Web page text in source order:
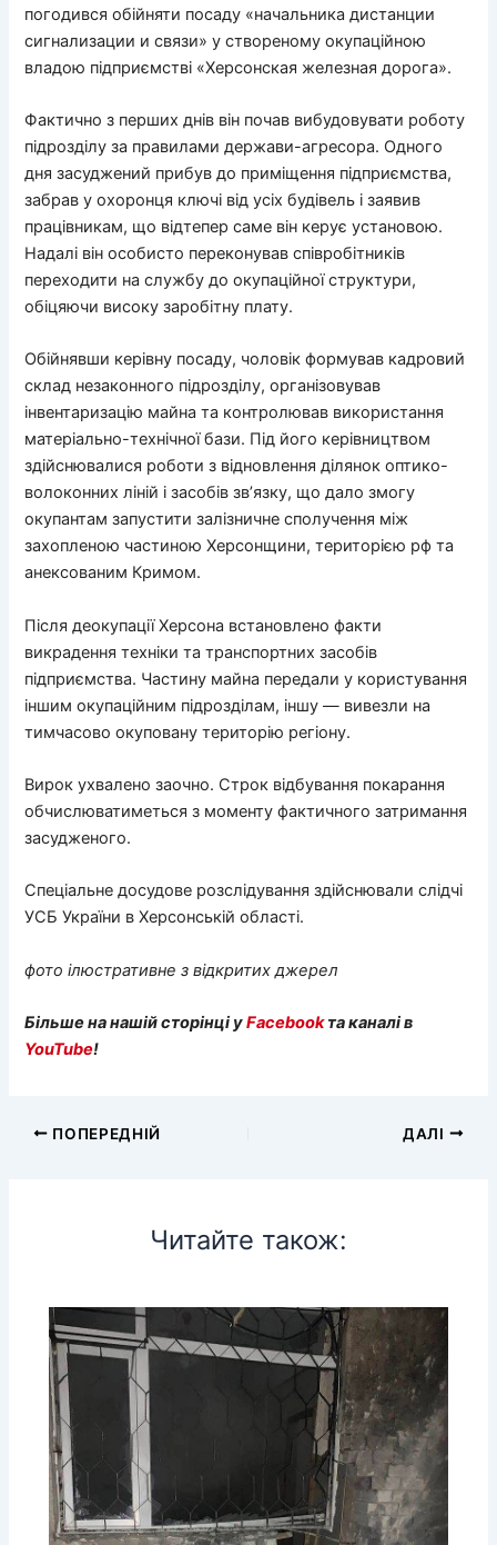
погодився обійняти посаду «начальника дистанции
сигнализации и связи» у створеному окупаційною
владою підприємстві «Херсонская железная дорога».
Фактично з перших днів він почав вибудовувати роботу
підрозділу за правилами держави-агресора. Одного
дня засуджений прибув до приміщення підприємства,
забрав у охоронця ключі від усіх будівель і заявив
працівникам, що відтепер саме він керує установою.
Надалі він особисто переконував співробітників
переходити на службу до окупаційної структури,
обіцяючи високу заробітну плату.
Обійнявши керівну посаду, чоловік формував кадровий
склад незаконного підрозділу, організовував
інвентаризацію майна та контролював використання
матеріально-технічної бази. Під його керівництвом
здійснювалися роботи з відновлення ділянок оптико-
волоконних ліній і засобів зв’язку, що дало змогу
окупантам запустити залізничне сполучення між
захопленою частиною Херсонщини, територією рф та
анексованим Кримом.
Після деокупації Херсона встановлено факти
викрадення техніки та транспортних засобів
підприємства. Частину майна передали у користування
іншим окупаційним підрозділам, іншу — вивезли на
тимчасово окуповану територію регіону.
Вирок ухвалено заочно. Строк відбування покарання
обчислюватиметься з моменту фактичного затримання
засудженого.
Спеціальне досудове розслідування здійснювали слідчі
УСБ України в Херсонській області.
фото ілюстративне з відкритих джерел
Більше на нашій сторінці уFacebookта каналі в
YouTube!
ПОПЕРЕДНІЙ ДАЛІ
Читайте також: